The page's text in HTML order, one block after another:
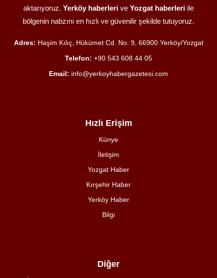
aktarıyoruz. Yerköy haberleri ve Yozgat haberleri ile
bölgenin nabzını en hızlı ve güvenilir şekilde tutuyoruz.
Adres: Haşim Kılıç, Hükümet Cd. No: 9, 66900 Yerköy/Yozgat
Telefon: +90 543 608 44 05
Email: info@yerkoyhabergazetesi.com
Hızlı Erişim
Künye
İletişim
Yozgat Haber
Kırşehir Haber
Yerköy Haber
Bilgi
Diğer